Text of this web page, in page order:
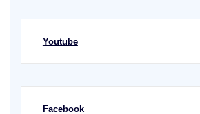
Youtube
Facebook